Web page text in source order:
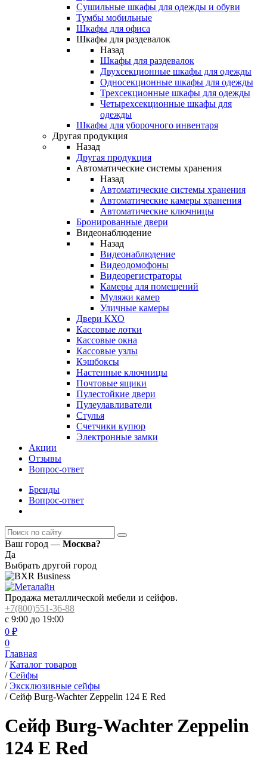
Сушильные шкафы для одежды и обуви
Тумбы мобильные
Шкафы для офиса
Шкафы для раздевалок
Назад
Шкафы для раздевалок
Двухсекционные шкафы для одежды
Односекционные шкафы для одежды
Трехсекционные шкафы для одежды
Четырехсекционные шкафы для
одежды
Шкафы для уборочного инвентаря
Другая продукция
Назад
Другая продукция
Автоматические системы хранения
Назад
Автоматические системы хранения
Автоматические камеры хранения
Автоматические ключницы
Бронированные двери
Видеонаблюдение
Назад
Видеонаблюдение
Видеодомофоны
Видеорегистраторы
Камеры для помещений
Муляжи камер
Уличные камеры
Двери КХО
Кассовые лотки
Кассовые окна
Кассовые узлы
Кэшбоксы
Настенные ключницы
Почтовые ящики
Пулестойкие двери
Пулеулавливатели
Стулья
Счетчики купюр
Электронные замки
Акции
Отзывы
Вопрос-ответ
Бренды
Вопрос-ответ
Ваш город — Москва?
Да
Выбрать другой город
Продажа металлической мебели и сейфов.
+7(800)551-36-88
с 9:00 до 19:00
0 ₽
0
Главная
/ Каталог товаров
/ Сейфы
/ Эксклюзивные сейфы
/ Сейф Burg-Wachter Zeppelin 124 E Red
Сейф Burg-Wachter Zeppelin
124 E Red